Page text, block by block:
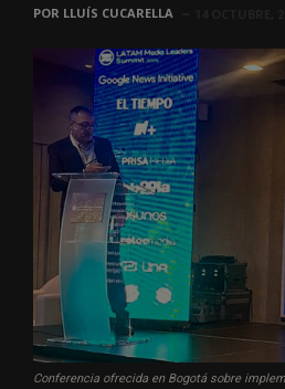
POR LLUÍS CUCARELLA
Conferencia ofrecida en Bogotá sobre